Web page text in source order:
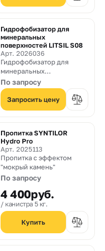
Гидрофобизатор для
минеральных
поверхностей LITSIL S08
Арт. 2026036
Гидрофобизатор для
минеральных
поверхностей
По запросу
Запросить цену
Пропитка SYNTILOR
Hydro Pro
Арт. 2025113
Пропитка с эффектом
"мокрый камень"
По запросу
4 400руб.
канистра 5 кг.